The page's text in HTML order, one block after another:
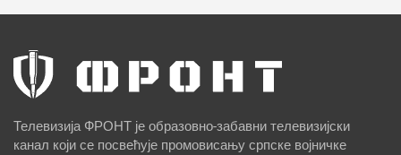
Телевизија ФРОНТ је образовно-забавни телевизијски
канал који се посвећује промовисању српске војничке